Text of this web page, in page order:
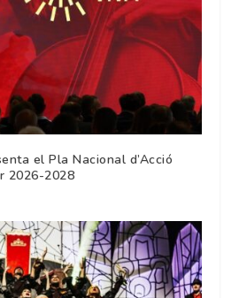
el Pla Nacional d’Acció
2026-2028